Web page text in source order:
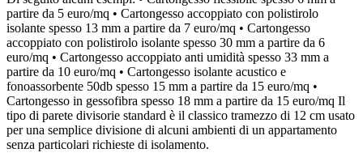
partire da 5 euro/mq • Cartongesso accoppiato con polistirolo
isolante spesso 13 mm a partire da 7 euro/mq • Cartongesso
accoppiato con polistirolo isolante spesso 30 mm a partire da 6
euro/mq • Cartongesso accoppiato anti umidità spesso 33 mm a
partire da 10 euro/mq • Cartongesso isolante acustico e
fonoassorbente 50db spesso 15 mm a partire da 15 euro/mq •
Cartongesso in gessofibra spesso 18 mm a partire da 15 euro/mq Il
tipo di parete divisorie standard è il classico tramezzo di 12 cm usato
per una semplice divisione di alcuni ambienti di un appartamento
senza particolari richieste di isolamento.